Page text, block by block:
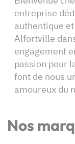
entreprise
authentique
Alfortville
engagement
passion pour
font de nous
amoureux du
Nos